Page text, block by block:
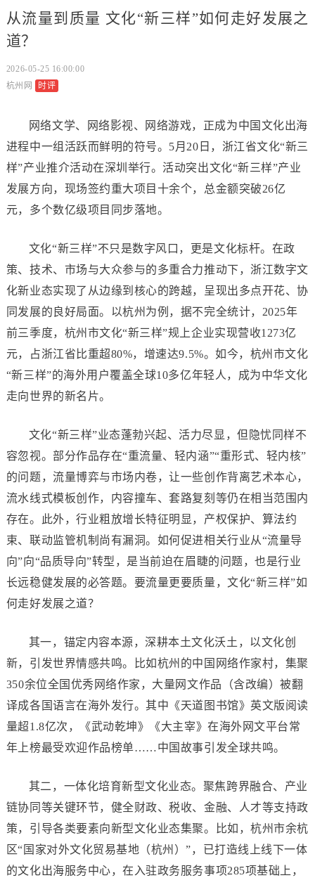
从流量到质量 文化“新三样”如何走好发展之
道？
2026-05-25 16:00:00
杭州网
时评
网络文学、网络影视、网络游戏，正成为中国文化出海
进程中一组活跃而鲜明的符号。5月20日，浙江省文化“新三
样”产业推介活动在深圳举行。活动突出文化“新三样”产业
发展方向，现场签约重大项目十余个，总金额突破26亿
元，多个数亿级项目同步落地。
文化“新三样”不只是数字风口，更是文化标杆。在政
策、技术、市场与大众参与的多重合力推动下，浙江数字文
化新业态实现了从边缘到核心的跨越，呈现出多点开花、协
同发展的良好局面。以杭州为例，据不完全统计，2025年
前三季度，杭州市文化“新三样”规上企业实现营收1273亿
元，占浙江省比重超80%，增速达9.5%。如今，杭州市文化
“新三样”的海外用户覆盖全球10多亿年轻人，成为中华文化
走向世界的新名片。
文化“新三样”业态蓬勃兴起、活力尽显，但隐忧同样不
容忽视。部分作品存在“重流量、轻内涵”“重形式、轻内核”
的问题，流量博弈与市场内卷，让一些创作背离艺术本心，
流水线式模板创作，内容撞车、套路复刻等仍在相当范围内
存在。此外，行业粗放增长特征明显，产权保护、算法约
束、联动监管机制尚有漏洞。如何促进相关行业从“流量导
向”向“品质导向”转型，是当前迫在眉睫的问题，也是行业
长远稳健发展的必答题。要流量更要质量，文化“新三样”如
何走好发展之道？
其一，锚定内容本源，深耕本土文化沃土，以文化创
新，引发世界情感共鸣。比如杭州的中国网络作家村，集聚
350余位全国优秀网络作家，大量网文作品（含改编）被翻
译成各国语言在海外发行。其中《天道图书馆》英文版阅读
量超1.8亿次，《武动乾坤》《大主宰》在海外网文平台常
年上榜最受欢迎作品榜单……中国故事引发全球共鸣。
其二，一体化培育新型文化业态。聚焦跨界融合、产业
链协同等关键环节，健全财政、税收、金融、人才等支持政
策，引导各类要素向新型文化业态集聚。比如，杭州市余杭
区“国家对外文化贸易基地（杭州）”，已打造线上线下一体
的文化出海服务中心，在入驻政务服务事项285项基础上，